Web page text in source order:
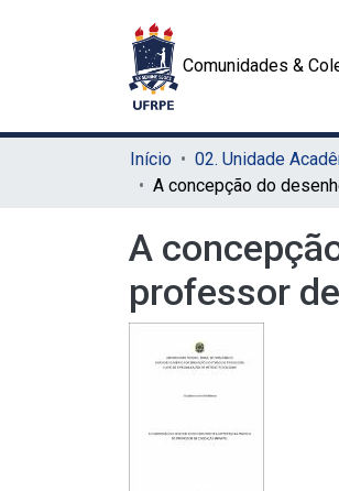
Comunidades &
Início
A
professor